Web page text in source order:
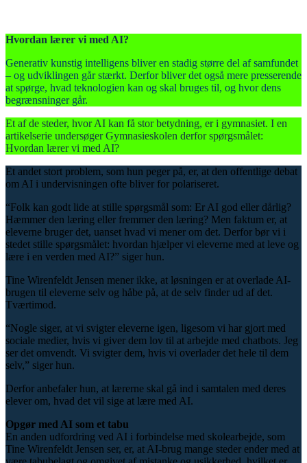
Hvordan lærer vi med AI?
Generativ kunstig intelligens bliver en stadig større del af samfundet
– og udviklingen går stærkt. Derfor bliver det også mere presserende
at spørge, hvad teknologien kan og skal bruges til, og hvor dens
begrænsninger går.
Et af de steder, hvor AI kan få stor betydning, er i gymnasiet. I en
artikelserie undersøger Gymnasieskolen derfor spørgsmålet:
Hvordan lærer vi med AI?
Et andet stort problem, som hun peger på, er, at den offentlige debat
om AI i undervisningen ofte bliver for polariseret.
“Folk kan godt lide at stille spørgsmål som: Er AI god eller dårlig?
Hæmmer den læring eller fremmer den læring? Men faktum er, at
eleverne bruger det, uanset hvad vi mener om det. Derfor bør vi i
stedet stille spørgsmålet: hvordan hjælper vi eleverne med at leve og
lære i en verden med AI?” siger hun.
Tine Wirenfeldt Jensen mener ikke, at løsningen er at overlade AI-
brugen til eleverne selv og håbe på, at de selv finder ud af det.
Tværtimod.
“Nogle siger, at vi svigter eleverne igen, ligesom vi har gjort med
sociale medier, hvis vi giver dem lov til at arbejde med chatbots. Jeg
ser det omvendt. Vi svigter dem, hvis vi overlader det hele til dem
selv,” siger hun.
Derfor anbefaler hun, at lærerne skal gå ind i samtalen med deres
elever om, hvad det vil sige at lære med AI.
Opgør med AI som et tabu
En anden udfordring ved AI i forbindelse med skolearbejde, som
Tine Wirenfeldt Jensen ser, er, at AI-brug mange steder ender med at